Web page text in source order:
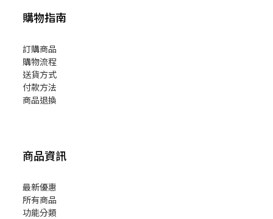
購物指南
訂購商品
購物流程
送貨方式
付款方法
商品退換
商品資訊
最新優惠
所有商品
功能分類